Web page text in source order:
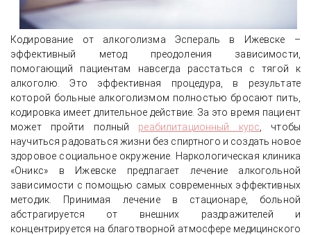
Кодирование от алкоголизма Эспераль в Ижевске –
эффективный метод преодоления зависимости,
помогающий пациентам навсегда расстаться с тягой к
алкоголю. Это эффективная процедура, в результате
которой больные алкоголизмом полностью бросают пить,
кодировка имеет длительное действие. За это время пациент
может пройти полный реабилитационный курс , чтобы
научиться радоваться жизни без спиртного и создать новое
здоровое социальное окружение. Наркологическая клиника
«Оникс» в Ижевске предлагает лечение алкогольной
зависимости с помощью самых современных эффективных
методик. Принимая лечение в стационаре, больной
абстрагируется от внешних раздражителей и
концентрируется на благотворной атмосфере медицинского